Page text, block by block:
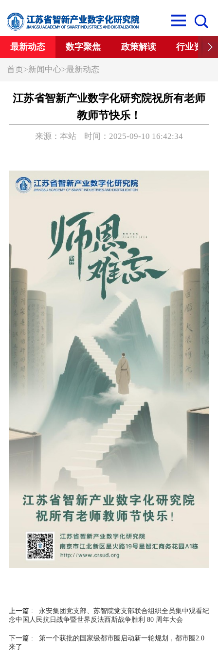
最新动态 数字聚焦 政策解读 行业资讯
首页>新闻中心>最新动态
江苏省智新产业数字化研究院祝所有老师
教师节快乐！
来源：本站 时间：2025-09-10 16:42:34
上一篇 : 永安集团党支部、苏智院党支部联合组织全员集中观看纪
念中国人民抗日战争暨世界反法西斯战争胜利 80 周年大会
下一篇 : 第一个获批的国家级都市圈启动新一轮规划，都市圈2.0
来了